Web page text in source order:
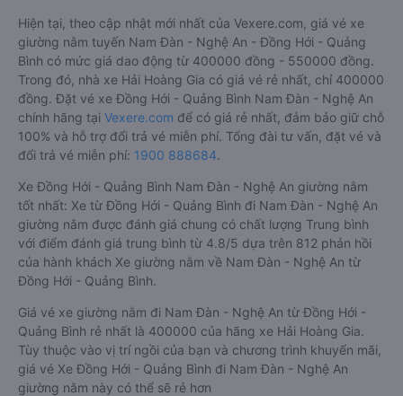
Hiện tại, theo cập nhật mới nhất của Vexere.com, giá vé xe
giường nằm tuyến Nam Đàn - Nghệ An - Đồng Hới - Quảng
Bình có mức giá dao động từ 400000 đồng - 550000 đồng.
Trong đó, nhà xe Hải Hoàng Gia có giá vé rẻ nhất, chỉ 400000
đồng. Đặt vé xe Đồng Hới - Quảng Bình Nam Đàn - Nghệ An
chính hãng tại Vexere.com để có giá rẻ nhất, đảm bảo giữ chỗ
100% và hỗ trợ đổi trả vé miễn phí. Tổng đài tư vấn, đặt vé và
đổi trả vé miễn phí: 1900 888684.
Xe Đồng Hới - Quảng Bình Nam Đàn - Nghệ An giường nằm
tốt nhất: Xe từ Đồng Hới - Quảng Bình đi Nam Đàn - Nghệ An
giường nằm được đánh giá chung có chất lượng Trung bình
với điểm đánh giá trung bình từ 4.8/5 dựa trên 812 phản hồi
của hành khách Xe giường nằm về Nam Đàn - Nghệ An từ
Đồng Hới - Quảng Bình.
Giá vé xe giường nằm đi Nam Đàn - Nghệ An từ Đồng Hới -
Quảng Bình rẻ nhất là 400000 của hãng xe Hải Hoàng Gia.
Tùy thuộc vào vị trí ngồi của bạn và chương trình khuyến mãi,
giá vé Xe Đồng Hới - Quảng Bình đi Nam Đàn - Nghệ An
giường nằm này có thể sẽ rẻ hơn